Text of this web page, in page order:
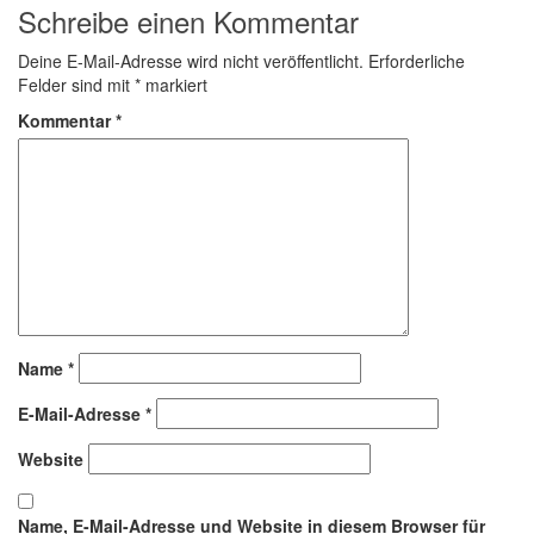
Schreibe einen Kommentar
Deine E-Mail-Adresse wird nicht veröffentlicht. Erforderliche
Felder sind mit * markiert
Kommentar*
Name *
E-Mail-Adresse *
Website
Name, E-Mail-Adresse und Website in diesem Browser für